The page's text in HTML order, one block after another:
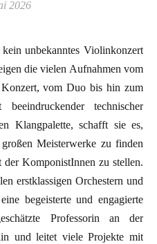
2026
die vielen Aufnahmen vom
Konzert, vom Duo bis hin zum
technischer
Klangpalette, schafft sie es,
Meisterwerke zu finden
KomponistInnen zu stellen.
erstklassigen Orchestern und
begeisterte und engagierte
Professorin an der
und leitet viele Projekte mit